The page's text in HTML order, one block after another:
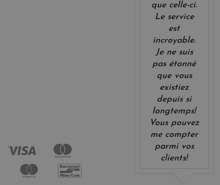
que celle-ci.
Le service
est
incroyable.
Je ne suis
pas étonné
que vous
existiez
depuis si
longtemps!
Vous pouvez
me compter
parmi vos
clients!